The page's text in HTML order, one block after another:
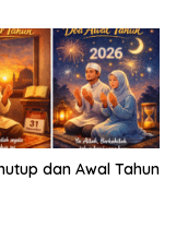
dan Awal Tahun